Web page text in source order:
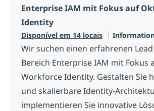
Enterprise IAM mit Fokus auf
Identity
Disponível em 14 locais Categoria
Wir suchen einen erfahrenen
Bereich Enterprise IAM mit Fokus
Workforce Identity. Gestalten Sie
und skalierbare Identity-
implementieren Sie innovative